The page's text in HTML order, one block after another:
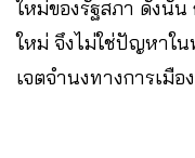
ใหม่ของรัฐสภา ดังนั้
ใหม่ จึงไม่ใช่ปัญหาใ
เจตจำนงทางการเมือ